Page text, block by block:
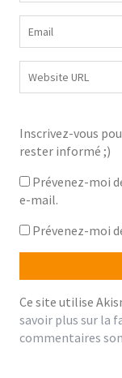
Inscrivez-vous
rester informé ;)
Prévenez-moi
e-mail.
Prévenez-moi
Ce site utilise
savoir plus sur la
commentaires